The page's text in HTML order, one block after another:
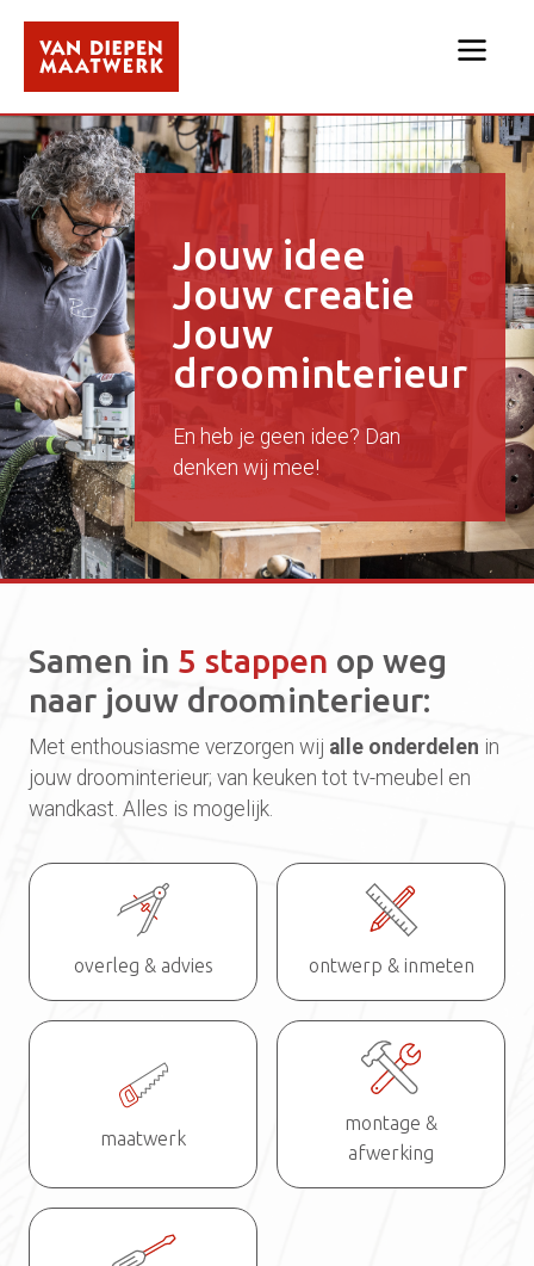
Jouw idee
Jouw creatie
Jouw
droominterieur
En heb je geen idee? Dan
denken wij mee!
Samen in 5 stappen op weg
naar jouw droominterieur:
Met enthousiasme verzorgen wij alle onderdelen in
jouw droominterieur; van keuken tot tv-meubel en
wandkast. Alles is mogelijk.
overleg & advies ontwerp & inmeten
maatwerk
montage &
afwerking